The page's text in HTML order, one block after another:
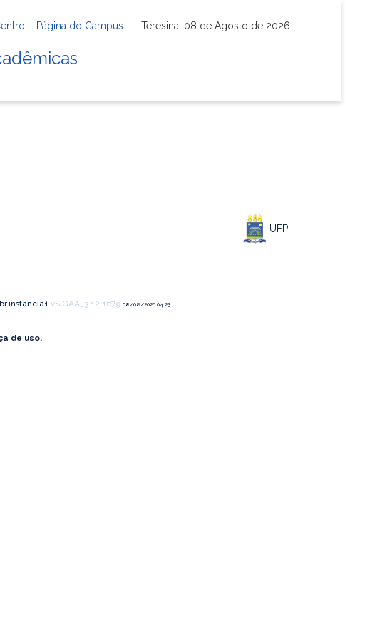
Página do Campus Teresina, 08 de Agosto de 2026
UFPI
vSIGAA_3.12.1679 08/08/2026 04:23
de uso.